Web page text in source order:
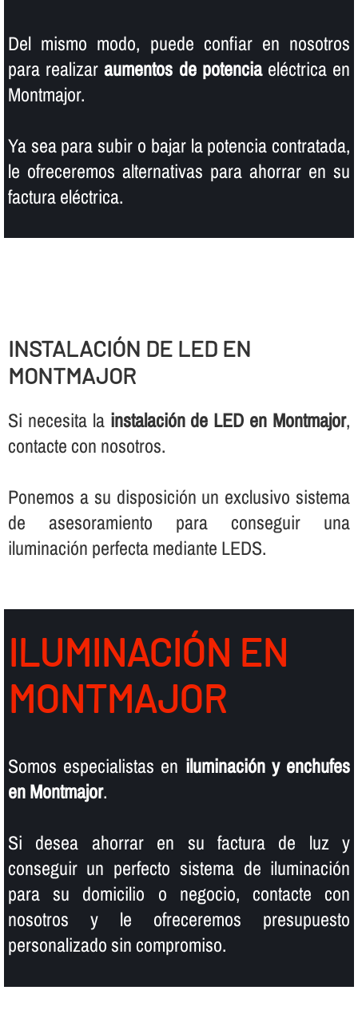
Del mismo modo, puede confiar en nosotros
para realizaraumentos de potenciaeléctrica en
Montmajor.
Ya sea para subir o bajar la potencia contratada,
le ofreceremos alternativas para ahorrar en su
factura eléctrica.
INSTALACIÓN DE LED EN
MONTMAJOR
Si necesita la instalación de LED en Montmajor,
contacte con nosotros.
Ponemos a su disposición un exclusivo sistema
de asesoramiento para conseguir una
iluminación perfecta mediante LEDS.
ILUMINACIÓN EN
MONTMAJOR
Somos especialistas en iluminación y enchufes
en Montmajor.
Si desea ahorrar en su factura de luz y
conseguir un perfecto sistema de iluminación
para su domicilio o negocio, contacte con
nosotros y le ofreceremos presupuesto
personalizado sin compromiso.